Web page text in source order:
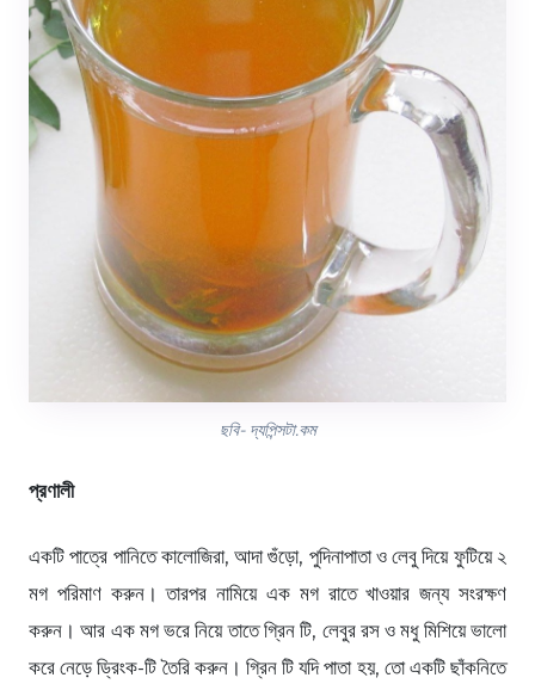
ছবি- দ্যপিন্সটা.কম
প্রণালী
একটি পাত্রে পানিতে কালোজিরা, আদা গুঁড়ো, পুদিনাপাতা ও লেবু দিয়ে ফুটিয়ে ২
মগ পরিমাণ করুন। তারপর নামিয়ে এক মগ রাতে খাওয়ার জন্য সংরক্ষণ
করুন। আর এক মগ ভরে নিয়ে তাতে গ্রিন টি, লেবুর রস ও মধু মিশিয়ে ভালো
করে নেড়ে ড্রিংক-টি তৈরি করুন। গ্রিন টি যদি পাতা হয়, তো একটি ছাঁকনিতে